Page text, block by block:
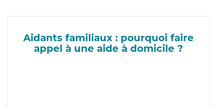
Aidants familiaux : pourquoi faire
appel à une aide à domicile ?